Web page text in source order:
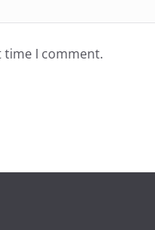
time I comment.